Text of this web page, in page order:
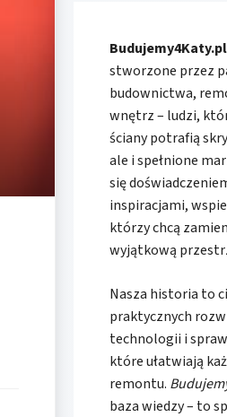
Budujemy4Katy.pl
stworzone przez
budownictwa,
wnętrz – ludzi,
ściany potrafią
ale i spełnione
się
inspiracjami,
którzy chcą
wyjątkową
Nasza historia to
praktycznych
technologii i
które ułatwiają
remontu.
baza wiedzy – to